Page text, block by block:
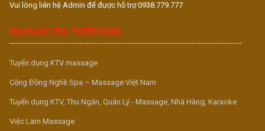
Vui lòng liên hệ Admin để được hỗ trợ 0938.779.777
MASSAGE VUA TUYỂN DỤNG
Tuyển dụng KTV massage
Cộng Đồng Nghề Spa – Massage Việt Nam
Tuyển dụng KTV, Thu Ngân, Quản Lý - Massage, Nhà Hàng, Karaoke
Việc Làm Massage